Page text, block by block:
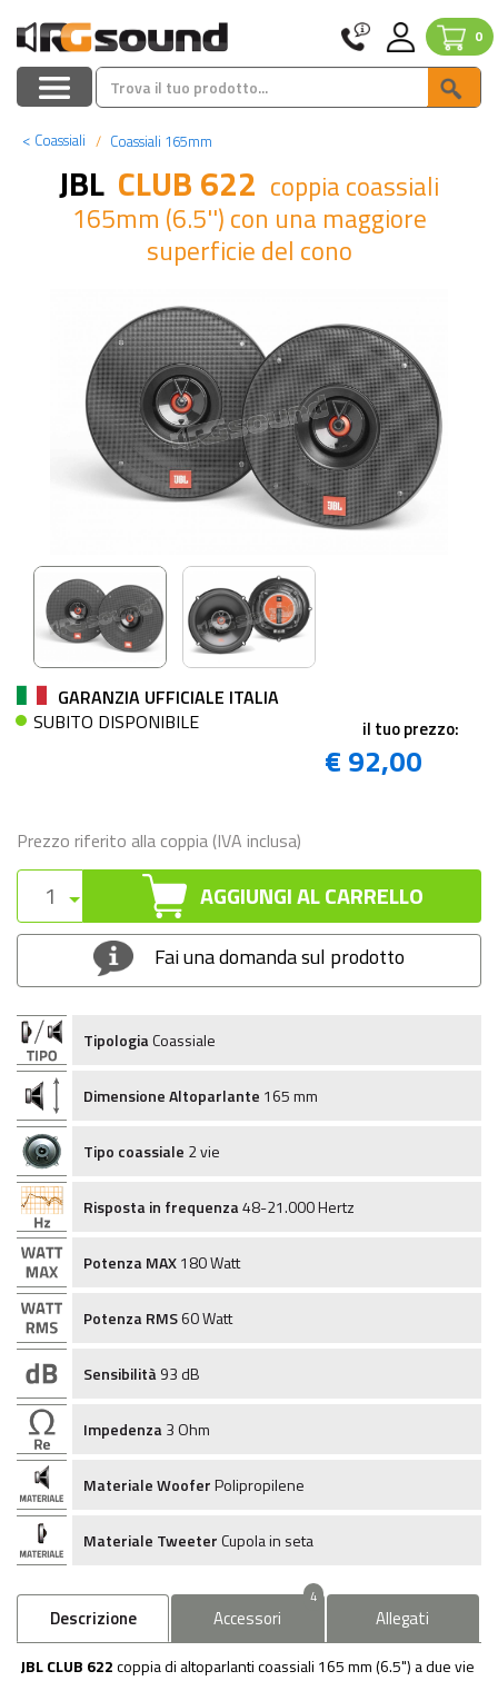
0
< Coassiali Coassiali 165mm
JBL CLUB 622 coppia coassiali
165mm (6.5'') con una maggiore
superficie del cono
GARANZIA UFFICIALE ITALIA
SUBITO DISPONIBILE
il tuo prezzo:
€ 92,00
Prezzo riferito alla coppia (IVA inclusa)
AGGIUNGI AL CARRELLO
Fai una domanda sul prodotto
TipologiaCoassiale
Dimensione Altoparlante 165 mm
Tipo coassiale 2 vie
Risposta in frequenza48-21.000 Hertz
Potenza MAX180 Watt
Potenza RMS60 Watt
Sensibilità93 dB
Impedenza3 Ohm
Materiale WooferPolipropilene
Materiale TweeterCupola in seta
Descrizione Accessori
4
Allegati
JBL CLUB 622coppia di altoparlanti coassiali 165 mm (6.5") a due vie